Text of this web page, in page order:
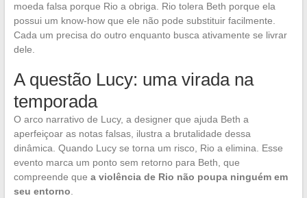
moeda falsa porque Rio a obriga. Rio tolera Beth porque ela
possui um know-how que ele não pode substituir facilmente.
Cada um precisa do outro enquanto busca ativamente se livrar
dele.
A questão Lucy: uma virada na
temporada
O arco narrativo de Lucy, a designer que ajuda Beth a
aperfeiçoar as notas falsas, ilustra a brutalidade dessa
dinâmica. Quando Lucy se torna um risco, Rio a elimina. Esse
evento marca um ponto sem retorno para Beth, que
compreende que a violência de Rio não poupa ninguém em
seu entorno